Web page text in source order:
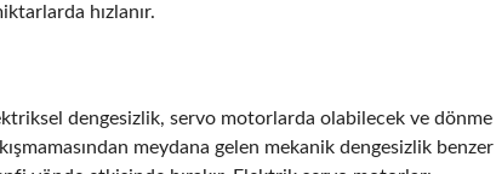
hızlanır.
dengesizlik, servo motorlarda olabilecek ve dönme
meydana gelen mekanik dengesizlik benzer